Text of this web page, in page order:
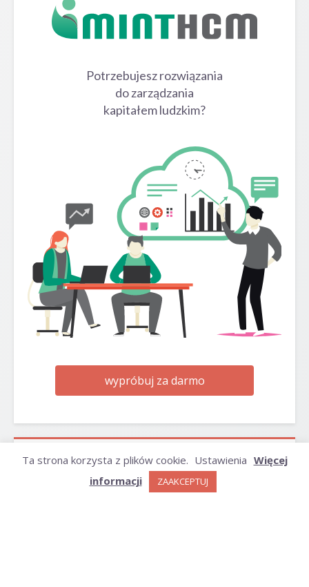
Potrzebujesz rozwiązania
do zarządzania
kapitałem ludzkim?
wypróbuj za darmo
ARCHIWUM
Ta strona korzysta z plików cookie. Ustawienia Więcej
informacji
ZAAKCEPTUJ